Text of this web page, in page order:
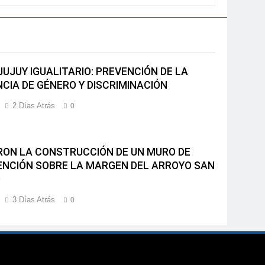
IGUALITARIO: PREVENCIÓN DE LA
DE GÉNERO Y DISCRIMINACIÓN
2 Días Atrás 0
LA CONSTRUCCIÓN DE UN MURO DE
SOBRE LA MARGEN DEL ARROYO SAN
3 Días Atrás 0